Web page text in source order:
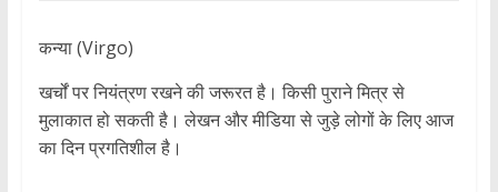
कन्या (Virgo)
खर्चों पर नियंत्रण रखने की जरूरत है। किसी पुराने मित्र से
मुलाकात हो सकती है। लेखन और मीडिया से जुड़े लोगों के लिए आज
का दिन प्रगतिशील है।